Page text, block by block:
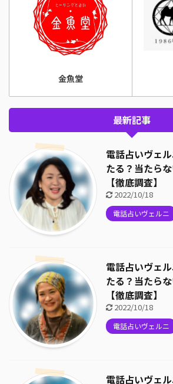
金魚堂
最新記事
電話占いヴェ
たる？当たら
【徹底調査】
2022/10/18
電話占いヴェルニ
電話占いヴェ
たる？当たら
【徹底調査】
2022/10/18
電話占いヴェルニ
電話占いヴェ